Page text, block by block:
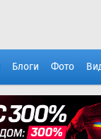
Блоги Фото